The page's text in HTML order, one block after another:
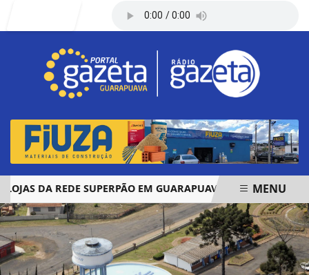
DA REDE SUPERPÃO EM GUARAPUAVA E PALMAS
EM ALTA
MENU